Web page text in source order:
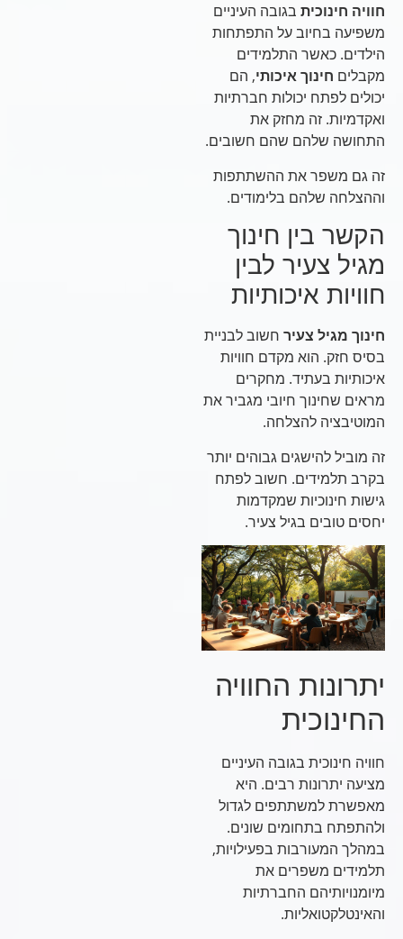
חוויה חינוכיתבגובה העיניים
משפיעה בחיוב על התפתחות
הילדים. כאשר התלמידים
מקבליםחינוך איכותי, הם
יכולים לפתח יכולות חברתיות
ואקדמיות. זה מחזק את
התחושה שלהם שהם חשובים.
זה גם משפר את ההשתתפות
וההצלחה שלהם בלימודים.
הקשר בין חינוך
מגיל צעיר לבין
חוויות איכותיות
חינוך מגיל צעירחשוב לבניית
בסיס חזק. הוא מקדם חוויות
איכותיות בעתיד. מחקרים
מראים שחינוך חיובי מגביר את
המוטיבציה להצלחה.
זה מוביל להישגים גבוהים יותר
בקרב תלמידים. חשוב לפתח
גישות חינוכיות שמקדמות
יחסים טובים בגיל צעיר.
יתרונות החוויה
החינוכית
חוויה חינוכית בגובה העיניים
מציעה יתרונות רבים. היא
מאפשרת למשתתפים לגדול
ולהתפתח בתחומים שונים.
במהלך המעורבות בפעילויות,
תלמידים משפרים את
מיומנויותיהם החברתיות
והאינטלקטואליות.